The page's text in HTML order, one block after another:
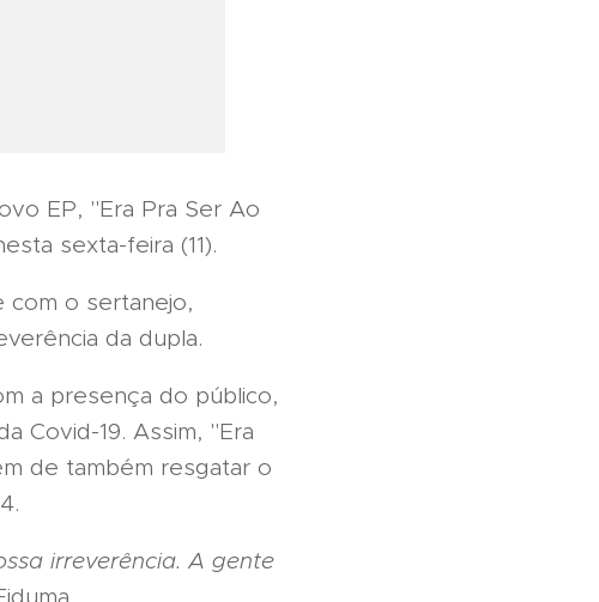
EP, "Era Pra Ser Ao
sexta-feira (11).
com o sertanejo,
da dupla.
a presença do público,
Covid-19. Assim, "Era
de também resgatar o
irreverência. A gente